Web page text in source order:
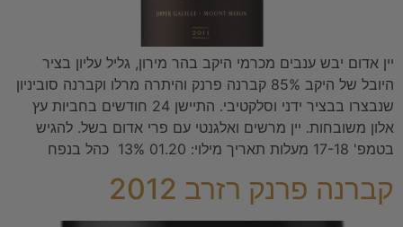
יין אדום יבש ענבים מכרמי היקב בהר מירון, גליל עליון בציר
היובל של היקב 85% קברנה פרנק והיתרה מרלו וקברנה סוביניון
שנבצרו בבציר ידני וסלקטיבי. התיישן 24 חודשים בחביות עץ
אלון משובחות. יין מרשים ואלגנטי עם פרי אדום בשל. להגיש
בטמפ' 17-18 מעלות תאריך מילוי: 01.20 13% כהל בנפח
קברנה פרנק רזרב 2012